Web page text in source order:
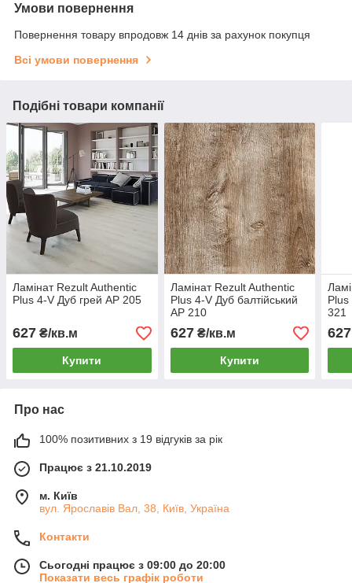
Умови повернення
Повернення товару впродовж 14 днів за рахунок покупця
Всі умови повернення
Подібні товари компанії
Ламінат Rezult Authentic
Plus 4-V Дуб грей AP 205
627 ₴/кв.м
Купити
Ламінат Rezult Authentic
Plus 4-V Дуб балтійський
AP 210
627₴/кв.м
Купити
Plus
321
627
Про нас
100% позитивних з 19 відгуків за рік
Працює з 21.10.2019
м. Київ
вул. Ярославів Вал, 38, Київ, Україна
Контакти
Сьогодні працює з 09:00 до 20:00
Показати весь графік роботи